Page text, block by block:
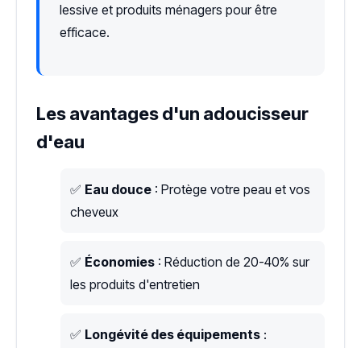
lessive et produits ménagers pour être
efficace.
Les avantages d'un adoucisseur
d'eau
✅ Eau douce : Protège votre peau et vos
cheveux
✅ Économies : Réduction de 20-40% sur
les produits d'entretien
✅ Longévité des équipements :